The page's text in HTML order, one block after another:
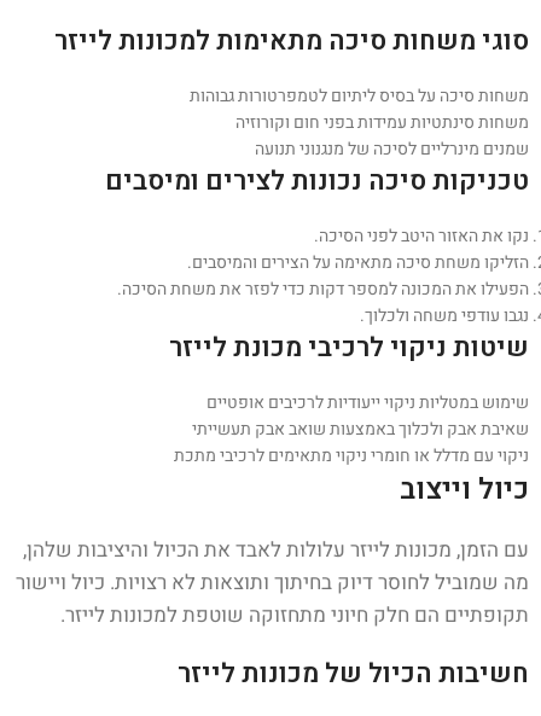
סוגי משחות סיכה מתאימות למכונות לייזר
משחות סיכה על בסיס ליתיום לטמפרטורות גבוהות
משחות סינתטיות עמידות בפני חום וקורוזיה
שמנים מינרליים לסיכה של מנגנוני תנועה
טכניקות סיכה נכונות לצירים ומיסבים
נקו את האזור היטב לפני הסיכה.
הזליקו משחת סיכה מתאימה על הצירים והמיסבים.
הפעילו את המכונה למספר דקות כדי לפזר את משחת הסיכה.
נגבו עודפי משחה ולכלוך.
שיטות ניקוי לרכיבי מכונת לייזר
שימוש במטליות ניקוי ייעודיות לרכיבים אופטיים
שאיבת אבק ולכלוך באמצעות שואב אבק תעשייתי
ניקוי עם מדלל או חומרי ניקוי מתאימים לרכיבי מתכת
כיול וייצוב
עם הזמן, מכונות לייזר עלולות לאבד את הכיול והיציבות שלהן,
מה שמוביל לחוסר דיוק בחיתוך ותוצאות לא רצויות. כיול ויישור
תקופתיים הם חלק חיוני מתחזוקה שוטפת למכונות לייזר.
חשיבות הכיול של מכונות לייזר